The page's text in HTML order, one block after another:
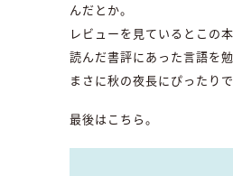
んだとか。
レビューを見ているとこの
読んだ書評にあった言語を
まさに秋の夜長にぴったりで
最後はこちら。